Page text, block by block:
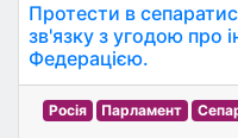
Протести в
зв'язку з угодою про
Федерацією.
Росія Парламент